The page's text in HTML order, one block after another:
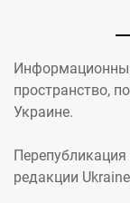
пространство,
Украине.
редакции